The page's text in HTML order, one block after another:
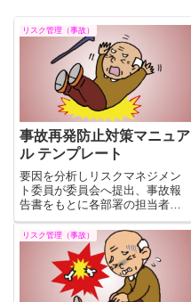
リスク管理（事故）
事故再発防止対策マニュア
ル テンプレート
要因を分析しリスクマネジメン
ト委員が委員会へ提出、事故報
告書をもとに各部署の担当者が
分析を行い再発防止策を作成し
ます。分析の目的は事故を減ら
すための対策を立てることであ
り統計データを取ることが目的
ではありません。これはその無
料テンプレートです。
リスク管理（事故）